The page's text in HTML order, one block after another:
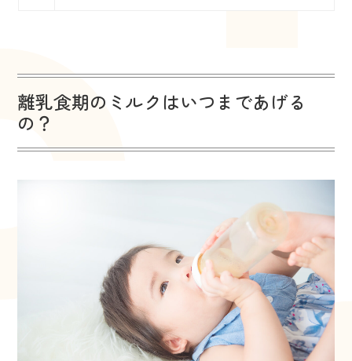
離乳食期のミルクはいつまであげる
の？